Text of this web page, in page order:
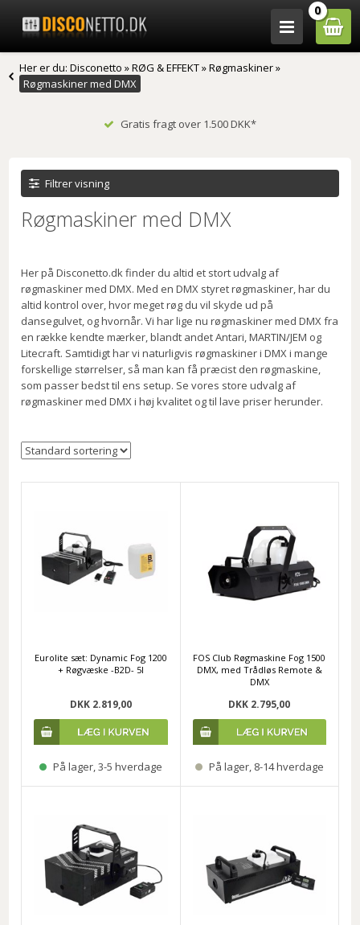
0
Her er du:Disconetto »RØG & EFFEKT»Røgmaskiner»
Røgmaskiner med DMX
Gratis fragt over 1.500 DKK*
Filtrer visning
Røgmaskiner med DMX
Her på Disconetto.dk finder du altid et stort udvalg af
røgmaskiner med DMX. Med en DMX styret røgmaskiner, har du
altid kontrol over, hvor meget røg du vil skyde ud på
dansegulvet, og hvornår. Vi har lige nu røgmaskiner med DMX fra
en række kendte mærker, blandt andet Antari, MARTIN/JEM og
Litecraft. Samtidigt har vi naturligvis røgmaskiner i DMX i mange
forskellige størrelser, så man kan få præcist den røgmaskine,
som passer bedst til ens setup. Se vores store udvalg af
røgmaskiner med DMX i høj kvalitet og til lave priser herunder.
Eurolite sæt: Dynamic Fog 1200
+ Røgvæske -B2D- 5l
DKK 2.819,00
På lager, 3-5 hverdage
FOS Club Røgmaskine Fog 1500
DMX, med Trådløs Remote &
DMX
DKK 2.795,00
På lager, 8-14 hverdage